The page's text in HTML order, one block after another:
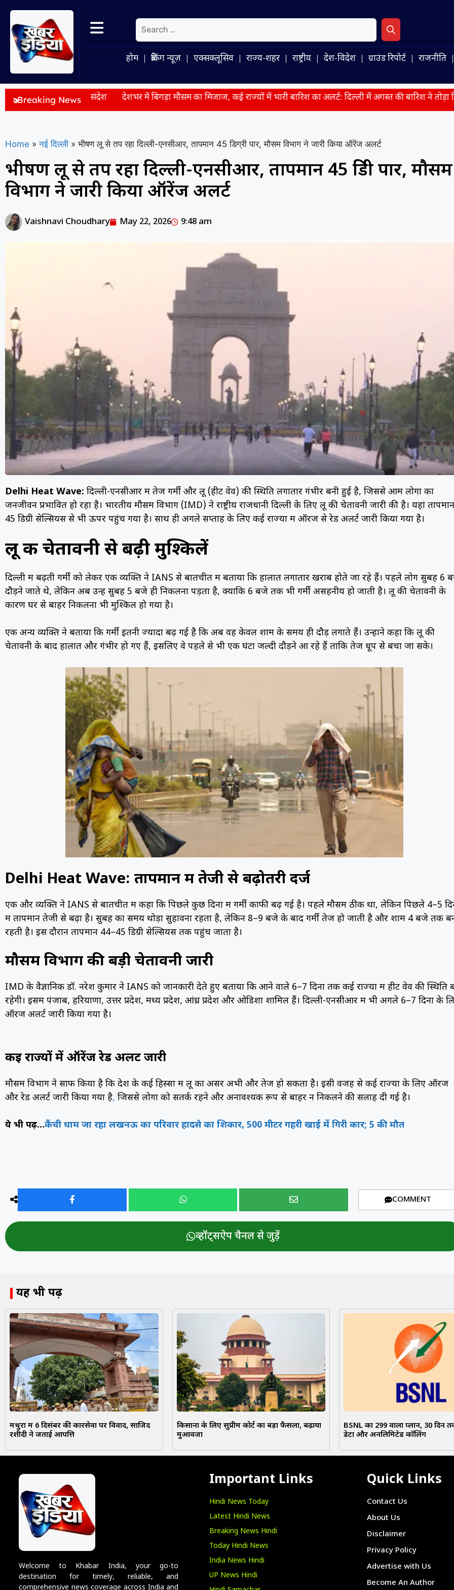
होम ब्रेकिंग न्यूज़ एक्सक्लूसिव राज्य-शहर राष्ट्रीय देश-विदेश ग्राउंड रिपोर्ट राजनीति
Breaking News
को बड़ा संदेश देशभर में बिगड़ा मौसम का मिजाज, कई राज्यों में भारी बारिश का अलर्ट: दिल्ली में अगस्त की बारिश ने तोड़ा रिकॉर्ड
Home » नई दिल्ली » भीषण लू से तप रहा दिल्ली-एनसीआर, तापमान 45 डिग्री पार, मौसम विभाग ने जारी किया ऑरेंज अलर्ट
भीषण लू से तप रहा दिल्ली-एनसीआर, तापमान 45 डिग्री पार, मौसम
विभाग ने जारी किया ऑरेंज अलर्ट
Vaishnavi Choudhary May 22, 2026 9:48 am
Delhi Heat Wave: दिल्ली-एनसीआर में तेज गर्मी और लू (हीट वेव) की स्थिति लगातार गंभीर बनी हुई है, जिससे आम लोगों का
जनजीवन प्रभावित हो रहा है। भारतीय मौसम विभाग (IMD) ने राष्ट्रीय राजधानी दिल्ली के लिए लू की चेतावनी जारी की है। यहां तापमान
45 डिग्री सेल्सियस से भी ऊपर पहुंच गया है। साथ ही अगले सप्ताह के लिए कई राज्यों में ऑरेंज से रेड अलर्ट जारी किया गया है।
लू की चेतावनी से बढ़ी मुश्किलें
दिल्ली में बढ़ती गर्मी को लेकर एक व्यक्ति ने IANS से बातचीत में बताया कि हालात लगातार खराब होते जा रहे हैं। पहले लोग सुबह 6
दौड़ने जाते थे, लेकिन अब उन्हें सुबह 5 बजे ही निकलना पड़ता है, क्योंकि 6 बजे तक भी गर्मी असहनीय हो जाती है। लू की चेतावनी के
कारण घर से बाहर निकलना भी मुश्किल हो गया है।
एक अन्य व्यक्ति ने बताया कि गर्मी इतनी ज्यादा बढ़ गई है कि अब वह केवल शाम के समय ही दौड़ लगाते हैं। उन्होंने कहा कि लू की
चेतावनी के बाद हालात और गंभीर हो गए हैं, इसलिए वे पहले से भी एक घंटा जल्दी दौड़ने आ रहे हैं ताकि तेज धूप से बचा जा सके।
Delhi Heat Wave: तापमान में तेजी से बढ़ोतरी दर्ज
एक और व्यक्ति ने IANS से बातचीत में कहा कि पिछले कुछ दिनों में गर्मी काफी बढ़ गई है। पहले मौसम ठीक था, लेकिन पिछले 4–5
में तापमान तेजी से बढ़ा है। सुबह का समय थोड़ा सुहावना रहता है, लेकिन 8–9 बजे के बाद गर्मी तेज हो जाती है और शाम 4 बजे तक
रहती है। इस दौरान तापमान 44–45 डिग्री सेल्सियस तक पहुंच जाता है।
मौसम विभाग की बड़ी चेतावनी जारी
IMD के वैज्ञानिक डॉ. नरेश कुमार ने IANS को जानकारी देते हुए बताया कि आने वाले 6–7 दिनों तक कई राज्यों में हीट वेव की स्थिति
रहेगी। इसमें पंजाब, हरियाणा, उत्तर प्रदेश, मध्य प्रदेश, आंध्र प्रदेश और ओडिशा शामिल हैं। दिल्ली-एनसीआर में भी अगले 6–7 दिनों के
ऑरेंज अलर्ट जारी किया गया है।
कई राज्यों में ऑरेंज रेड अलर्ट जारी
मौसम विभाग ने साफ किया है कि देश के कई हिस्सों में लू का असर अभी और तेज हो सकता है। इसी वजह से कई राज्यों के लिए ऑरेंज
और रेड अलर्ट जारी किया गया है, जिससे लोगों को सतर्क रहने और अनावश्यक रूप से बाहर न निकलने की सलाह दी गई है।
ये भी पढ़ें…कैंची धाम जा रहा लखनऊ का परिवार हादसे का शिकार, 500 मीटर गहरी खाई में गिरी कार; 5 की मौत
COMMENT
व्हॉट्सऐप चैनल से जुड़ें
यह भी पढ़ें
मथुरा में 6 दिसंबर की कारसेवा पर विवाद, साजिद
रशीदी ने जताई आपत्ति
किसानों के लिए सुप्रीम कोर्ट का बड़ा फैसला, बढ़ाया
मुआवजा
BSNL का ₹299 वाला प्लान, 30 दिन
डेटा और अनलिमिटेड कॉलिंग
Welcome to Khabar India, your go-to
destination for timely, reliable, and
comprehensive news coverage across India and
Important Links
Hindi News Today
Latest Hindi News
Breaking News Hindi
Today Hindi News
India News Hindi
UP News Hindi
Quick Links
Contact Us
About Us
Disclaimer
Privacy Policy
Advertise with Us
Become An Author